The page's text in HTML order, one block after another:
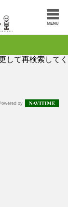
して再検索してく